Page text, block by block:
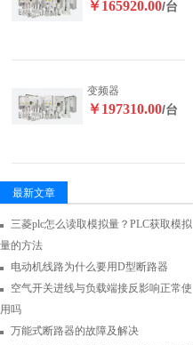
￥165920.00/台
变频器
￥197310.00/台
最新文章
三菱plc怎么读取模拟量？PLC获取模拟
量的方法
电动机线路为什么要用D型断路器
空气开关进线与负载端接反影响正常使
用吗
万能式断路器的故障及解决